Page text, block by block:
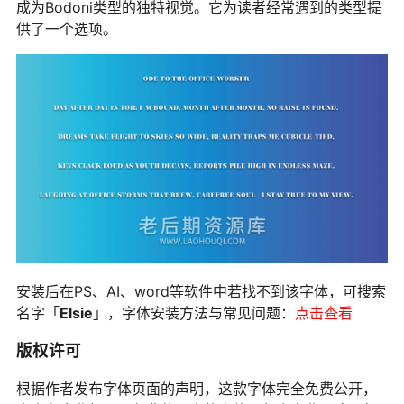
成为Bodoni类型的独特视觉。它为读者经常遇到的类型提
供了一个选项。
安装后在PS、AI、word等软件中若找不到该字体，可搜索
名字「Elsie 」，字体安装方法与常见问题： 点击查看
版权许可
根据作者发布字体页面的声明，这款字体完全免费公开，